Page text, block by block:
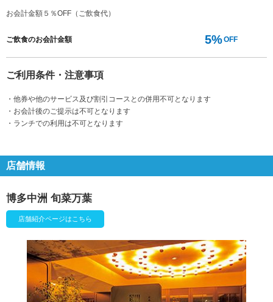
お会計金額５％OFF（ご飲食代）
ご飲食のお会計金額 5%OFF
ご利用条件・注意事項
・他券や他のサービス及び割引コースとの併用不可となります
・お会計後のご提示は不可となります
・ランチでの利用は不可となります
店舗情報
博多中洲 旬菜万葉
店舗紹介ページはこちら